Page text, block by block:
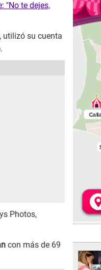
"No te dejes,
utilizó su cuenta
Photos,
con más de 69